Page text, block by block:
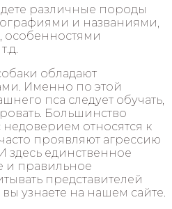
различные породы
и названиями,
особенностями
обладают
Именно по этой
пса следует обучать,
Большинство
относятся к
проявляют агрессию
здесь единственное
и правильное
представителей
узнаете на нашем сайте.